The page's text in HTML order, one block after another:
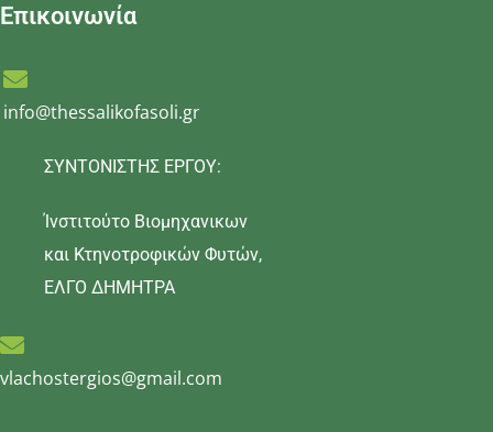
Επικοινωνία
info@thessalikofasoli.gr
ΣΥΝΤΟΝΙΣΤΗΣ ΕΡΓΟΥ:
Ίνστιτούτο Βιομηχανικων
και Κτηνοτροφικών Φυτών,
ΕΛΓΟ ΔΗΜΗΤΡΑ
vlachostergios@gmail.com